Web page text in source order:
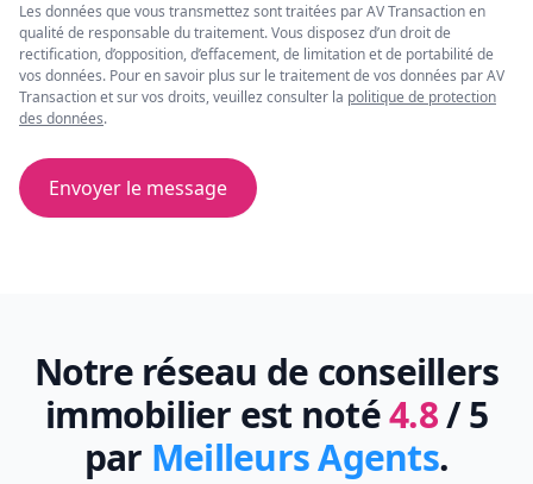
Les données que vous transmettez sont traitées par AV Transaction en
qualité de responsable du traitement. Vous disposez d’un droit de
rectification, d’opposition, d’effacement, de limitation et de portabilité de
vos données. Pour en savoir plus sur le traitement de vos données par AV
Transaction et sur vos droits, veuillez consulter la politique de protection
des données.
Envoyer le message
Notre réseau de conseillers
immobilier est noté4.8/ 5
par Meilleurs Agents.